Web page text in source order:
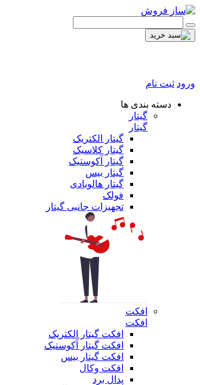
ورود ثبت نام
دسته بندی ها
گیتار
گیتار
گیتار الکتریک
گیتار کلاسیک
گیتار آکوستیک
گیتار بیس
گیتار هالوبادی
فولک
تجهیزات جانبی گیتار
افکت
افکت
افکت گیتار الکتریک
افکت گیتار آکوستیک
افکت گیتار بیس
افکت وکال
پدال برد